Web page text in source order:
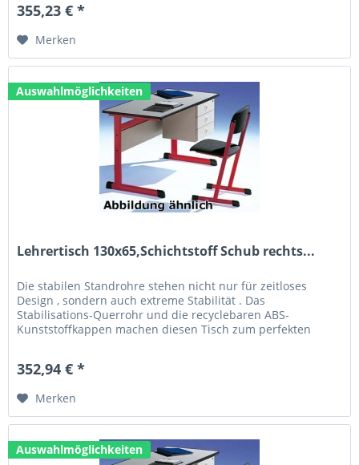
355,23 € *
Merken
Auswahlmöglichkeiten
Lehrertisch 130x65,Schichtstoff Schub rechts...
Die stabilen Standrohre stehen nicht nur für zeitloses
Design , sondern auch extreme Stabilität . Das
Stabilisations-Querrohr und die recyclebaren ABS-
Kunststoffkappen machen diesen Tisch zum perfekten
352,94 € *
Merken
Auswahlmöglichkeiten